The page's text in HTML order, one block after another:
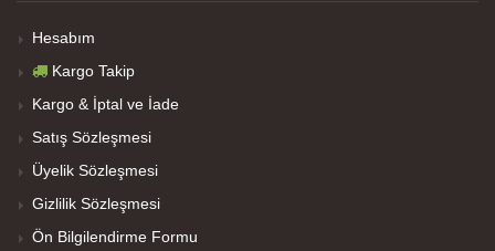
Hesabım
Kargo Takip
Kargo & İptal ve İade
Satış Sözleşmesi
Üyelik Sözleşmesi
Gizlilik Sözleşmesi
Ön Bilgilendirme Formu